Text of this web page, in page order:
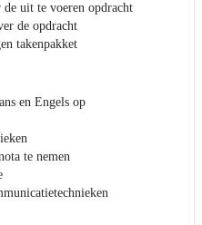
uit te voeren opdracht
de opdracht
takenpakket
en Engels op
te nemen